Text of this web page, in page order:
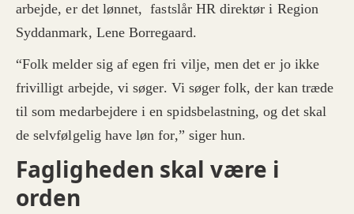
arbejde, er det lønnet, fastslår HR direktør i Region
Syddanmark, Lene Borregaard.
“Folk melder sig af egen fri vilje, men det er jo ikke
frivilligt arbejde, vi søger. Vi søger folk, der kan træde
til som medarbejdere i en spidsbelastning, og det skal
de selvfølgelig have løn for,” siger hun.
Fagligheden skal være i
orden